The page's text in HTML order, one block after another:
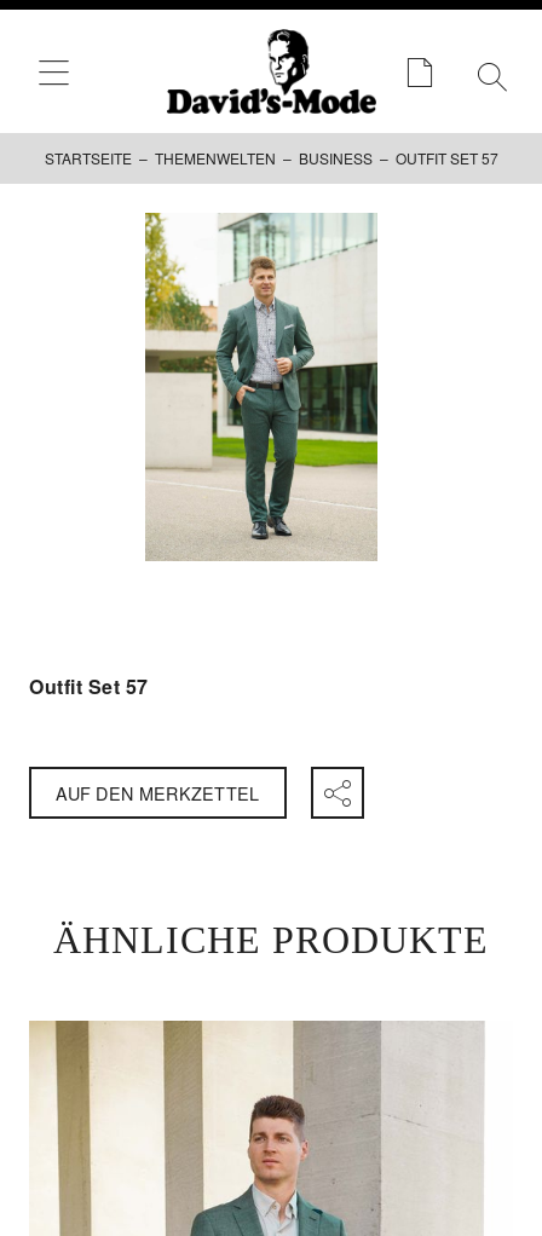
STARTSEITE – THEMENWELTEN – BUSINESS– OUTFIT SET 57
Outfit Set 57
AUF DEN MERKZETTEL
ÄHNLICHE PRODUKTE